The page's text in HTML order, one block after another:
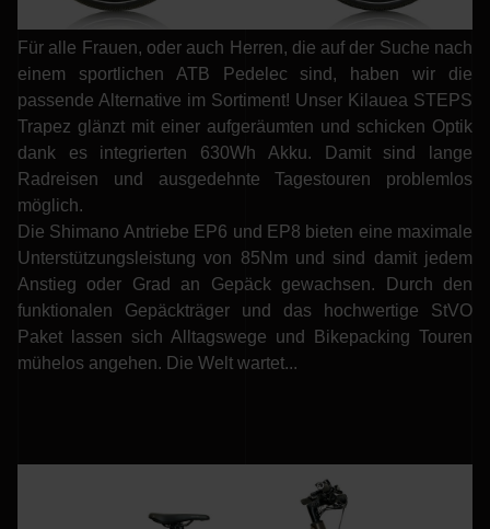
Für alle Frauen, oder auch Herren, die auf der Suche nach
einem sportlichen ATB Pedelec sind, haben wir die
passende Alternative im Sortiment! Unser Kilauea STEPS
Trapez glänzt mit einer aufgeräumten und schicken Optik
dank es integrierten 630Wh Akku. Damit sind lange
Radreisen und ausgedehnte Tagestouren problemlos
möglich.
Die Shimano Antriebe EP6 und EP8 bieten eine maximale
Unterstützungsleistung von 85Nm und sind damit jedem
Anstieg oder Grad an Gepäck gewachsen. Durch den
funktionalen Gepäckträger und das hochwertige StVO
Paket lassen sich Alltagswege und Bikepacking Touren
mühelos angehen. Die Welt wartet...